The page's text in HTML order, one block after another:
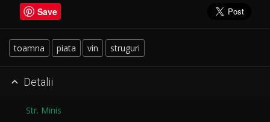
Save
toamna piata vin struguri
 Detalii
Str. Minis